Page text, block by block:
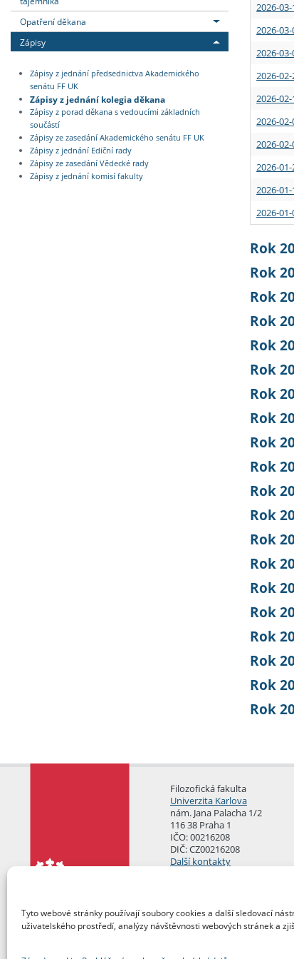
Tyto webové stránky používají soubory cookies a další sledovací
uživatelského prostředí, analýzy návštěvnosti webových stránek a
Opatření děkana
Zápisy
Zápisy z jednání předsednictva Akademického
senátu FF UK
Zápisy z jednání kolegia děkana
Zápisy z porad děkana s vedoucími základních
součástí
Zápisy ze zasedání Akademického senátu FF UK
Zápisy z jednání Ediční rady
Zápisy ze zasedání Vědecké rady
Zápisy z jednání komisí fakulty
2026-
2026-
2026-
2026-
2026-
2026-
2026-
2026-
2026-
2026-
Rok
Rok
Rok
Rok
Rok
Rok
Rok
Rok
Rok
Rok
Rok
Rok
Rok
Rok
Rok
Rok
Rok
Rok
Rok
Rok
Filozofická fakulta
Univerzita Karlova
nám. Jana Palacha 1/2
116 38 Praha 1
IČO: 00216208
DIČ: CZ00216208
Další kontakty